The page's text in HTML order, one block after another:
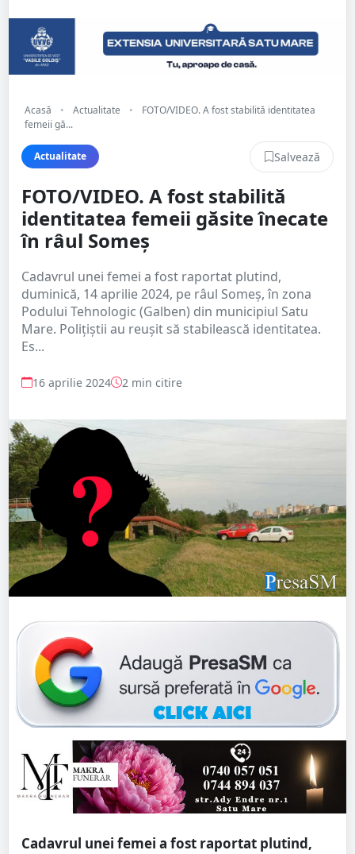
Acasă • Actualitate •
FOTO/VIDEO. A fost stabilită identitatea
femeii gă...
Actualitate Salvează
FOTO/VIDEO. A fost stabilită
identitatea femeii găsite înecate
în râul Someș
Cadavrul unei femei a fost raportat plutind,
duminică, 14 aprilie 2024, pe râul Someș, în zona
Podului Tehnologic (Galben) din municipiul Satu
Mare. Polițiștii au reușit să stabilească identitatea.
Es...
16 aprilie 2024 2 min citire
Cadavrul unei femei a fost raportat plutind,